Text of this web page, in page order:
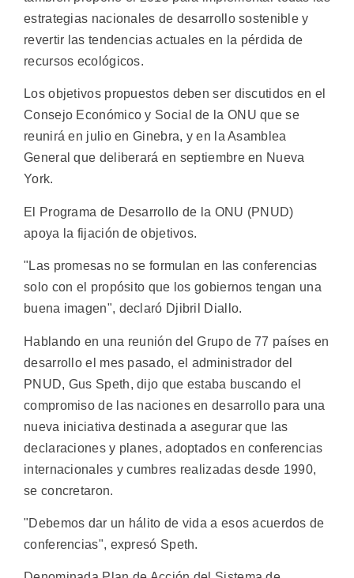
estrategias nacionales de desarrollo sostenible y
revertir las tendencias actuales en la pérdida de
recursos ecológicos.
Los objetivos propuestos deben ser discutidos en el
Consejo Económico y Social de la ONU que se
reunirá en julio en Ginebra, y en la Asamblea
General que deliberará en septiembre en Nueva
York.
El Programa de Desarrollo de la ONU (PNUD)
apoya la fijación de objetivos.
"Las promesas no se formulan en las conferencias
solo con el propósito que los gobiernos tengan una
buena imagen", declaró Djibril Diallo.
Hablando en una reunión del Grupo de 77 países en
desarrollo el mes pasado, el administrador del
PNUD, Gus Speth, dijo que estaba buscando el
compromiso de las naciones en desarrollo para una
nueva iniciativa destinada a asegurar que las
declaraciones y planes, adoptados en conferencias
internacionales y cumbres realizadas desde 1990,
se concretaron.
"Debemos dar un hálito de vida a esos acuerdos de
conferencias", expresó Speth.